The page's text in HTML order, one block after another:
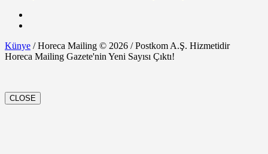
Künye / Horeca Mailing © 2026 / Postkom A.Ş. Hizmetidir
Horeca Mailing Gazete'nin Yeni Sayısı Çıktı!
CLOSE